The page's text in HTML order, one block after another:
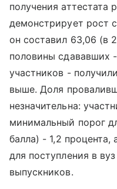
получения аттестата
демонстрирует рост
он составил 63,06 (в
половины сдававших
участников -
выше. Доля
незначительна:
минимальный порог
балла) - 1,2
для поступления в
выпускников.